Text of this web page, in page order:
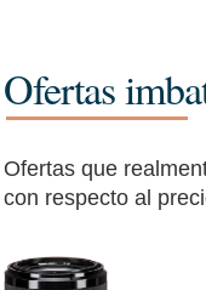
Ofertas
Ofertas que
con respecto al